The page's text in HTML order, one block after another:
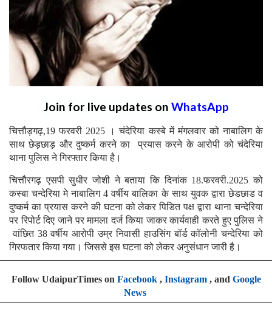
Join for live updates on WhatsApp
चित्तौड़गढ़,19 फरवरी 2025 । चंदेरिया कस्बे में मंगलवार को नाबालिग के
साथ छेड़छाड़ और दुष्कर्म करने का प्रयास करने के आरोपी को चंदेरिया
थाना पुलिस ने गिरफ्तार किया है।
चित्तौरगढ़ एसपी सुधीर जोशी ने बताया कि दिनांक 18.फरवरी.2025 को
कस्बा चन्देरिया मे नाबालिग 4 वर्षीय बालिका के साथ युवक द्वारा छेडछाड व
दुष्कर्म का प्रयास करने की घटना को लेकर पिडित पक्ष द्वारा थाना चन्देरिया
पर रिपोर्ट दिए जाने पर मामला दर्ज किया जाकर कार्यवाही करते हुए पुलिस ने
वांछित 38 वर्षीय आरोपी उम्र निवासी हाउसिंग बॉर्ड कॉलोनी चन्देरिया को
गिरफतार किया गया। जिससे इस घटना को लेकर अनुसंधान जारी है।
Follow UdaipurTimes on Facebook, Instagram, and Google
News